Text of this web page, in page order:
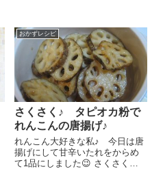
日、私向けに作ったナスの甘味
噌がけをちょっとつまんだ子ど
も達。「このナス、おいしい
～」(#^.^#) ...
おかずレシピ
さくさく♪ タピオカ粉で
れんこんの唐揚げ♪
れんこん大好きな私♪ 今日は唐
揚げにして甘辛いたれをからめ
て1品にしました😉 さくさくお